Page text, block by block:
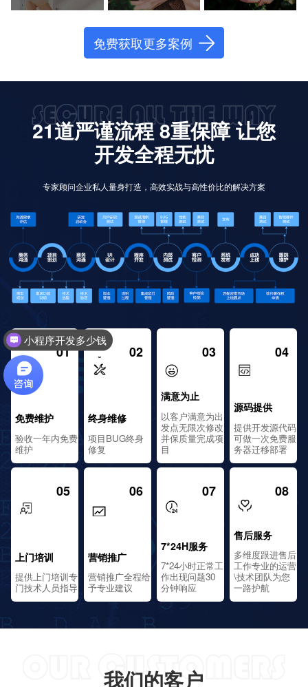
免费获取更多案例
21道严谨流程 8重保障 让您
开发全程无忧
专家顾问企业私人量身打造，高效实战与高性价比的解决方案
01
免费维护
验收一年内免费
维护
02
终身维修
项目BUG终身
修复
03
满意为止
以客户满意为出
发点无限次修改
并保质量完成项
目
04
源码提供
提供开发源代码
可做一次免费服
务器迁移部署
05
上门培训
提供上门培训专
门技术人员指导
06
营销推广
营销推广全程给
予专业建议
07
7*24H服务
7*24小时正常工
作出现问题30
分钟响应
08
售后服务
多维度跟进售后
工作专业的运营
\技术团队为您
一路护航
我们的客户
小程序开发多少钱